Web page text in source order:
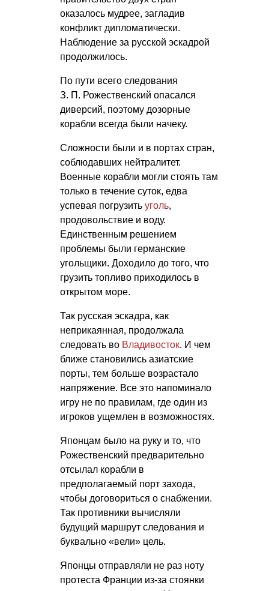
оказалось мудрее, загладив
конфликт дипломатически.
Наблюдение за русской эскадрой
продолжилось.
По пути всего следования
З. П. Рожественский опасался
диверсий, поэтому дозорные
корабли всегда были начеку.
Сложности были и в портах стран,
соблюдавших нейтралитет.
Военные корабли могли стоять там
только в течение суток, едва
успевая погрузить уголь,
продовольствие и воду.
Единственным решением
проблемы были германские
угольщики. Доходило до того, что
грузить топливо приходилось в
открытом море.
Так русская эскадра, как
неприкаянная, продолжала
следовать во Владивосток. И чем
ближе становились азиатские
порты, тем больше возрастало
напряжение. Все это напоминало
игру не по правилам, где один из
игроков ущемлен в возможностях.
Японцам было на руку и то, что
Рожественский предварительно
отсылал корабли в
предполагаемый порт захода,
чтобы договориться о снабжении.
Так противники вычисляли
будущий маршрут следования и
буквально «вели» цель.
Японцы отправляли не раз ноту
протеста Франции из-за стоянки